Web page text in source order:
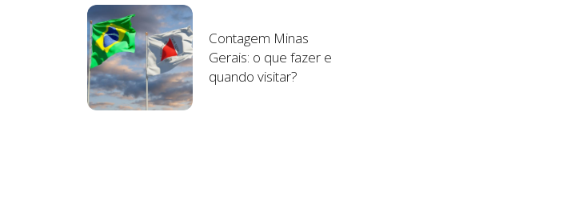
Contagem Minas
Gerais: o que fazer e
quando visitar?